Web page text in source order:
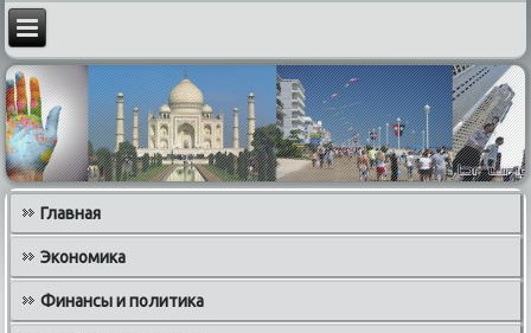
Главная
Экономика
Финансы и политика